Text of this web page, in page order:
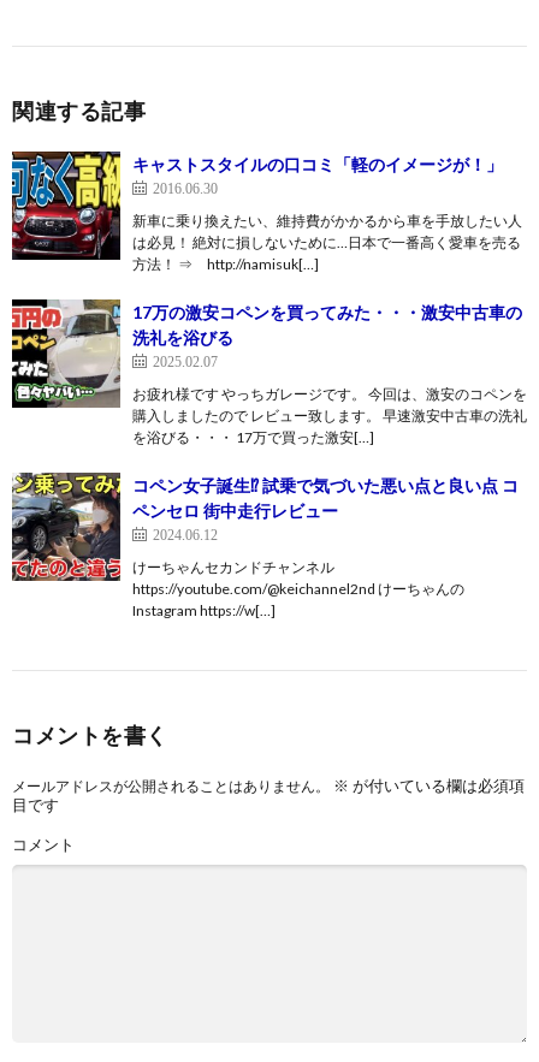
関連する記事
キャストスタイルの口コミ「軽のイメージが！」
2016.06.30
新車に乗り換えたい、維持費がかかるから車を手放したい人
は必見！ 絶対に損しないために…日本で一番高く愛車を売る
方法！ ⇒ http://namisuk[…]
17万の激安コペンを買ってみた・・・激安中古車の
洗礼を浴びる
2025.02.07
お疲れ様です やっちガレージです。 今回は、激安のコペンを
購入しましたので レビュー致します。 早速激安中古車の洗礼
を浴びる・・・ 17万で買った激安[…]
コペン女子誕生⁉︎ 試乗で気づいた悪い点と良い点 コ
ペンセロ 街中走行レビュー
2024.06.12
けーちゃんセカンドチャンネル
https://youtube.com/@keichannel2nd けーちゃんの
Instagram https://w[…]
コメントを書く
メールアドレスが公開されることはありません。 ※ が付いている欄は必須項
目です
コメント